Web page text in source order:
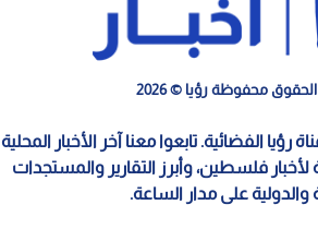
محفوظة رؤيا © 2026
رؤيا الفضائية. تابعوا معنا آخر الأخبار المحلية
لأخبار فلسطين، وأبرز التقارير والمستجدات
والدولية على مدار الساعة.